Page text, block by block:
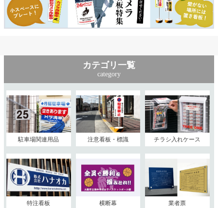
カテゴリ一覧
category
駐車場関連用品 注意看板・標識 チラシ入れケース
特注看板 横断幕 業者票